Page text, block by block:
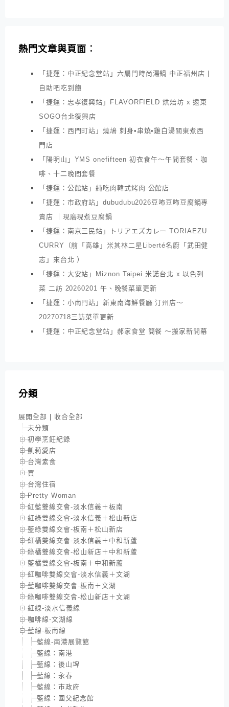
熱門文章與頁面︰
「捷運：中正紀念堂站」六扇門時尚湯鍋 中正福州店 |
自助吧吃到飽
「捷運：忠孝復興站」FLAVORFIELD 烘焙坊 x 遠東
SOGO台北復興店
「捷運：西門町站」燒鳩 刺身•串燒•雞白湯關東煮西
門店
「陽明山」YMS onefifteen 初衣食午～午間套餐、咖
啡、十二晚間套餐
「捷運：公館站」純吃肉韓式烤肉 公館店
「捷運：市政府站」dubudubu2026豆咘豆咘豆腐鍋專
賣店 ｜現磨現煮豆腐鍋
「捷運：南京三民站」トリアエズカレー TORIAEZU
CURRY（前「高雄」米其林二星Liberté名廚「武田健
志」來台北 ）
「捷運：大安站」Miznon Taipei 米諾台北 x 以色列
菜 二訪 20260201 午、晚餐菜單更新
「捷運：小南門站」新東南海鮮餐廳 汀州店～
20270718三訪菜單更新
「捷運：中正紀念堂站」郝家食堂 簡餐 ～搬家新開幕
分類
展開全部 | 收合全部
未分類
初學烹飪紀錄
凱莉愛店
台灣素食
買
台灣住宿
Pretty Woman
紅藍雙線交會-淡水信義＋板南
紅綠雙線交會-淡水信義＋松山新店
藍綠雙線交會-板南＋松山新店
紅橘雙線交會-淡水信義＋中和新蘆
綠橘雙線交會-松山新店＋中和新蘆
藍橘雙線交會-板南＋中和新蘆
紅咖啡雙線交會-淡水信義＋文湖
藍咖啡雙線交會-板南＋文湖
綠咖啡雙線交會-松山新店＋文湖
紅線-淡水信義線
咖啡線-文湖線
藍線-板南線
藍線-南港展覽館
藍線：南港
藍線：後山埤
藍線：永春
藍線：市政府
藍線：國父紀念館